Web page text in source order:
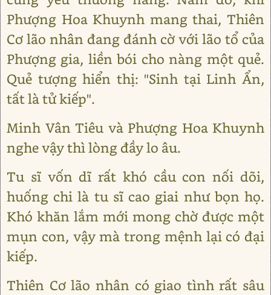
Phượng Hoa Khuynh mang thai, Thiên
Cơ lão nhân đang đánh cờ với lão tổ của
Phượng gia, liền bói cho nàng một quẻ.
Quẻ tượng hiển thị: "Sinh tại Linh Ẩn,
tất là tử kiếp".
Minh Vân Tiêu và Phượng Hoa Khuynh
nghe vậy thì lòng đầy lo âu.
Tu sĩ vốn dĩ rất khó cầu con nối dõi,
huống chi là tu sĩ cao giai như bọn họ.
Khó khăn lắm mới mong chờ được một
mụn con, vậy mà trong mệnh lại có đại
kiếp.
Thiên Cơ lão nhân có giao tình rất sâu